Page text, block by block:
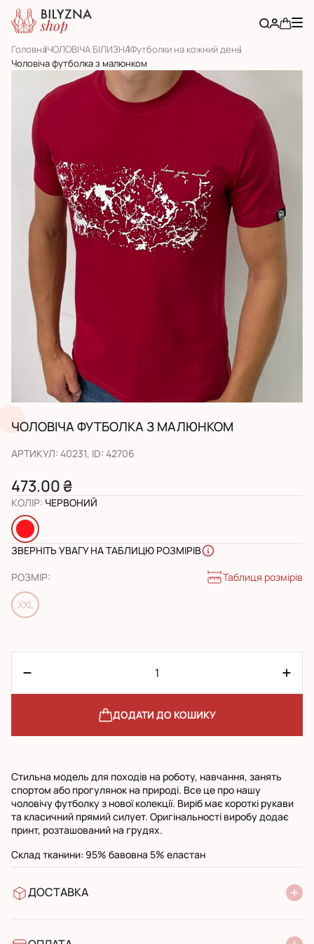
ГоловнаЧОЛОВІЧА БІЛИЗНАФутболки на кожний день
Чоловіча футболка з малюнком
ЧОЛОВІЧА ФУТБОЛКА З МАЛЮНКОМ
АРТИКУЛ: 40231, ID: 42706
473.00 ₴
КОЛІР: ЧЕРВОНИЙ
ЗВЕРНІТЬ УВАГУ НА ТАБЛИЦЮ РОЗМІРІВ
РОЗМІР: Таблиця розмірів
XXL
ДОДАТИ ДО КОШИКУ
Стильна модель для походів на роботу, навчання, занять
спортом або прогулянок на природі. Все це про нашу
чоловічу футболку з нової колекції. Виріб має короткі рукави
та класичний прямий силует. Оригінальності виробу додає
принт, розташований на грудях.
Склад тканини: 95% бавовна 5% еластан
ДОСТАВКА
УкрПошта стандарт